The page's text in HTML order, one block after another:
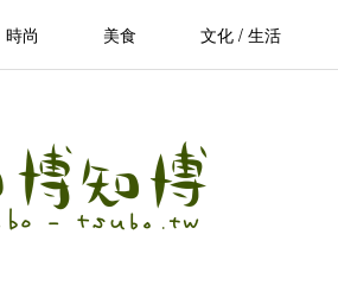
時尚 美食 文化 / 生活